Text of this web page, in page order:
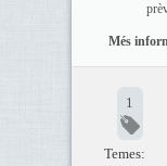
Més
1
Temes: